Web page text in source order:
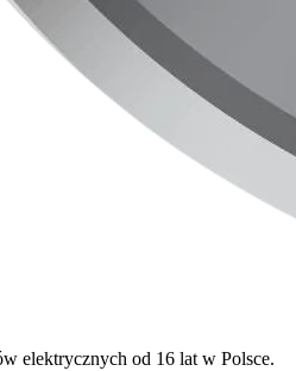
elektrycznych od 16 lat w Polsce.